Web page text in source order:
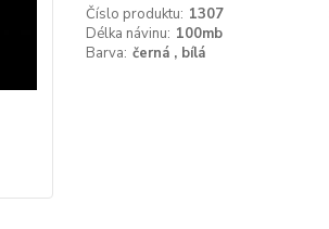
Číslo produktu: 1307
Délka návinu: 100mb
Barva: černá , bílá